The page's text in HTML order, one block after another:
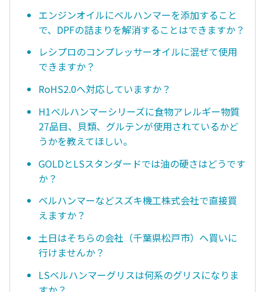
エンジンオイルにベルハンマーを添加すること
で、DPFの詰まりを解消することはできますか？
レシプロのコンプレッサーオイルに混ぜて使用
できますか？
RoHS2.0へ対応していますか？
H1ベルハンマーシリーズに食物アレルギー物質
27品目、貝類、グルテンが使用されているかど
うかを教えてほしい。
GOLDとLSスタンダードでは油の硬さはどうです
か？
ベルハンマーなどスズキ機工株式会社で直接買
えますか？
土日はそちらの会社（千葉県松戸市）へ買いに
行けませんか？
LSベルハンマーグリスは何系のグリスになりま